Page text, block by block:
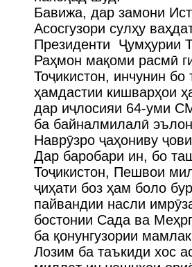
Бавижа, дар замони
Асосгузори сулҳу
Президенти Ҷумҳурии
Раҳмон мақоми расмӣ
Тоҷикистон, инчунин
ҳамдастии кишварҳои
дар иҷлосияи 64-уми
ба байналмилалӣ
Наврӯзро ҷаҳониву
Дар баробари ин, бо
Тоҷикистон, Пешвои
ҷиҳати боз ҳам боло
пайвандии насли
бостонии Сада ва
ба қонунгузории
Лозим ба таъкиди хос